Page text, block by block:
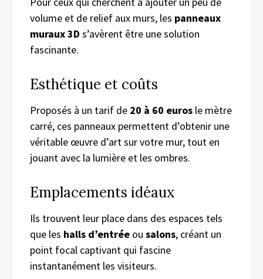
volume et de relief aux murs, les panneaux
muraux 3D s’avèrent être une solution
fascinante.
Esthétique et coûts
Proposés à un tarif de 20 à 60 euros le mètre
carré, ces panneaux permettent d’obtenir une
véritable œuvre d’art sur votre mur, tout en
jouant avec la lumière et les ombres.
Emplacements idéaux
Ils trouvent leur place dans des espaces tels
que les halls d’entrée ou salons, créant un
point focal captivant qui fascine
instantanément les visiteurs.